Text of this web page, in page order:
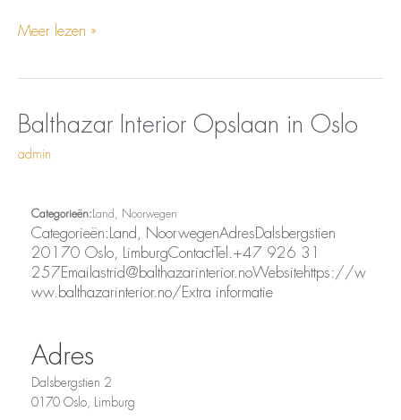
Meer lezen »
Balthazar Interior Opslaan in Oslo
admin
Categorieën: Land, Noorwegen
Categorieën:Land, NoorwegenAdresDalsbergstien
20170 Oslo, LimburgContactTel.+47 926 31
257Emailastrid@balthazarinterior.noWebsitehttps://w
ww.balthazarinterior.no/Extra informatie
Adres
Dalsbergstien 2
0170 Oslo, Limburg
Balthazar
Interior
Opslaan
in
Oslo